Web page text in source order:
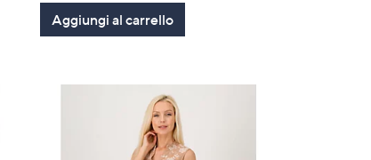
Stars
Aggiungi al carrello